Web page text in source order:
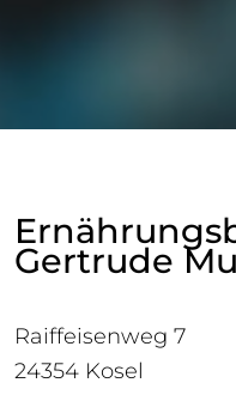
Gertrude
Raiffeisenweg 7
24354 Kosel